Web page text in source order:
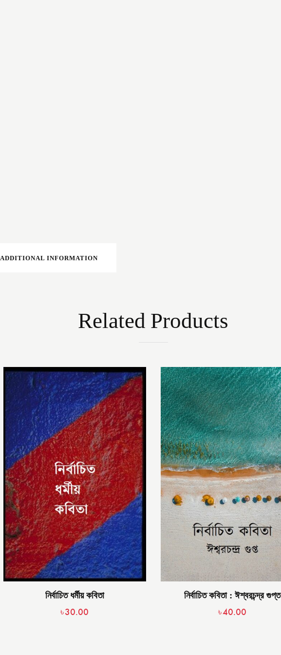
ADDITIONAL INFORMATION
Related Products
নির্বাচিত ধর্মীয় কবিতা
৳30.00
নির্বাচিত কবিতা : ঈশ্বরচন্দ্র গুপ্ত
৳40.00